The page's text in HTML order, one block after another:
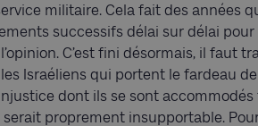
militaire. Cela fait des années
successifs délai sur délai
C’est fini désormais, il faut
les Israéliens qui portent le fardeau
dont ils se sont accommodés
proprement insupportable.